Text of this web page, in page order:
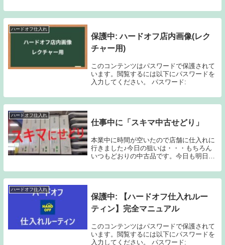
る今日この頃です。私の教え子さんも２０
人を超えまして、それぞれご活躍されてい
ハードオフ仕入れ
保護中: ハードオフ店内画像(レク
チャー用)
このコンテンツはパスワードで保護されて
います。閲覧するには以下にパスワードを
入力してください。 パスワード:
ハードオフ仕入れ
仕事中に「スキマ中古せどり」
本業中に時間が空いたので店舗に仕入れに
行きました♪今日の狙いは・・・もちろん
いつもどおりの中古品です。今日も明日も
も、今回は仕事中で時間が限られているの
で、店舗の特徴を利用して効率的になるよ
ハードオフ仕入れ
保護中: 【ハードオフ仕入れルー
ティン】完全マニュアル
このコンテンツはパスワードで保護されて
います。閲覧するには以下にパスワードを
入力してください。 パスワード: